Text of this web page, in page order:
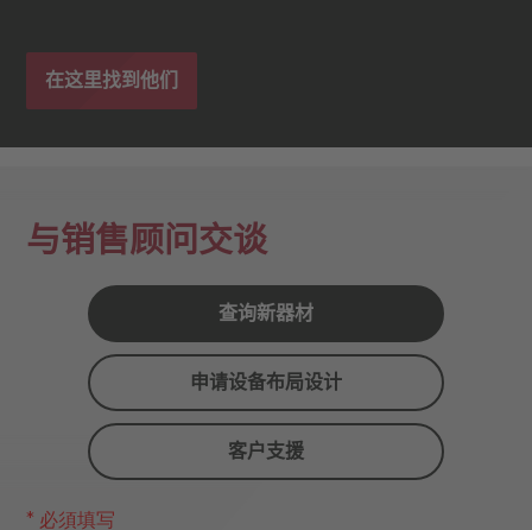
在这里找到他们
与销售顾问交谈
查询新器材
申请设备布局设计
客户支援